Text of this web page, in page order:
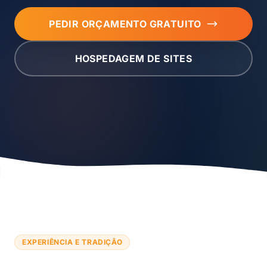
PEDIR ORÇAMENTO GRATUITO
HOSPEDAGEM DE SITES
EXPERIÊNCIA E TRADIÇÃO